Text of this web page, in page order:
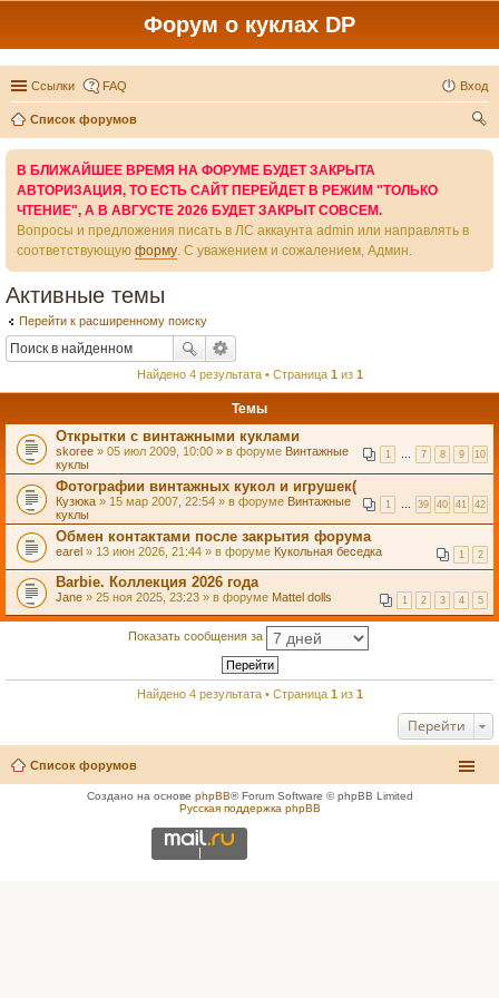
Форум о куклах DP
Ссылки FAQ Вход
Список форумов
В БЛИЖАЙШЕЕ ВРЕМЯ НА ФОРУМЕ БУДЕТ ЗАКРЫТА
АВТОРИЗАЦИЯ, ТО ЕСТЬ САЙТ ПЕРЕЙДЕТ В РЕЖИМ "ТОЛЬКО
ЧТЕНИЕ", А В АВГУСТЕ 2026 БУДЕТ ЗАКРЫТ СОВСЕМ.
Вопросы и предложения писать в ЛС аккаунта admin или направлять в
соответствующую форму. С уважением и сожалением, Админ.
Активные темы
Перейти к расширенному поиску
Найдено 4 результата • Страница 1 из 1
Темы
Открытки с винтажными куклами
1 7 8 9 10
skoree » 05 июл 2009, 10:00 » в форуме Винтажные
куклы
Фотографии винтажных кукол и игрушек(
1 39 40 41 42
Кузюка » 15 мар 2007, 22:54 » в форуме Винтажные
куклы
Обмен контактами после закрытия форума
1 2
earel » 13 июн 2026, 21:44 » в форуме Кукольная беседка
Barbie. Коллекция 2026 года
1 2 3 4 5
Jane » 25 ноя 2025, 23:23 » в форуме Mattel dolls
Показать сообщения за
Найдено 4 результата • Страница 1 из 1
Перейти
Список форумов
Создано на основе phpBB® Forum Software © phpBB Limited
Русская поддержка phpBB